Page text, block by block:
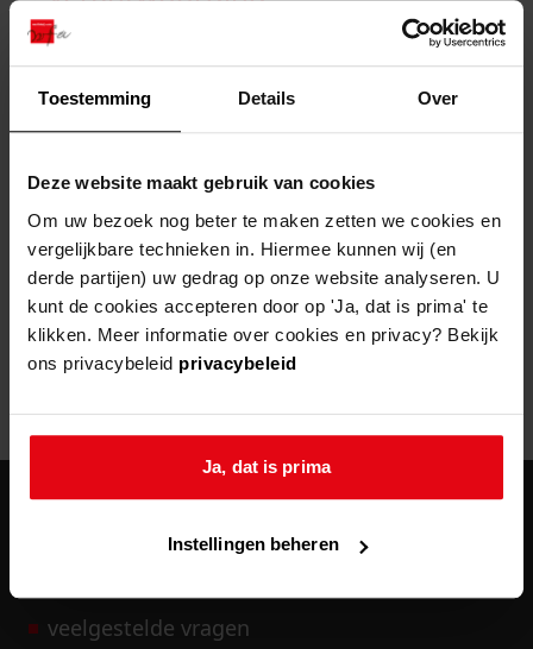
Toestemming Details Over
Deze website maakt gebruik van cookies
Om uw bezoek nog beter te maken zetten we cookies en
vergelijkbare technieken in. Hiermee kunnen wij (en
derde partijen) uw gedrag op onze website analyseren. U
kunt de cookies accepteren door op 'Ja, dat is prima' te
klikken. Meer informatie over cookies en privacy? Bekijk
ons privacybeleid privacybeleid
Ja, dat is prima
Instellingen beheren
bouwvergunningen
omgevingsvergunningen
vergunningen
uitleg nodig?
Wij helpen u op weg met een aantal zoektips.
bekijk alle zoektips
Wij helpen u op weg met een aantal zoektips.
bekijk alle zoektips
bekijk ons geschiedenislokaal
advisering en toezicht
beleidsplan
gemeenschappelijke regeling
publiek jaarverslag
steun het archief
U kunt ook Vriend worden en het Westfries
Archief steunen.
meer weten
zoektips
Door een fout tijdens het verwerken van deze pagina is het niet
404- Not Found
Mogelijk kunt u deze pagina niet bezoeken door:
een verouderde bladwijzer/favoriet
veelgestelde vragen